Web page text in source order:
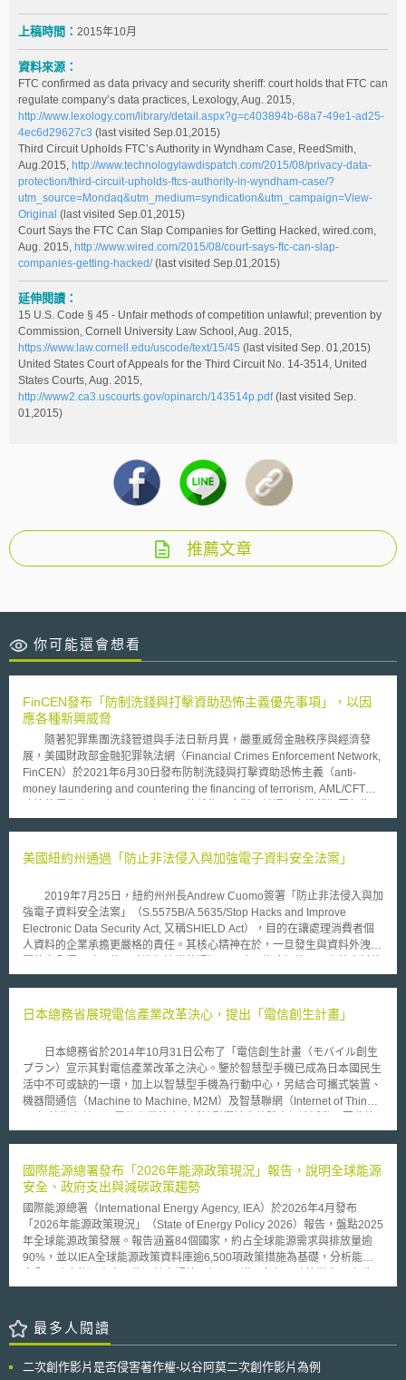
上稿時間： 2015年10月
資料來源：
FTC confirmed as data privacy and security sheriff: court holds that FTC can
regulate company’s data practices, Lexology, Aug. 2015,
http://www.lexology.com/library/detail.aspx?g=c403894b-68a7-49e1-ad25-
4ec6d29627c3 (last visited Sep.01,2015)
Third Circuit Upholds FTC’s Authority in Wyndham Case, ReedSmith,
Aug.2015, http://www.technologylawdispatch.com/2015/08/privacy-data-
protection/third-circuit-upholds-ftcs-authority-in-wyndham-case/?
utm_source=Mondaq&utm_medium=syndication&utm_campaign=View-
Original (last visited Sep.01,2015)
Court Says the FTC Can Slap Companies for Getting Hacked, wired.com,
Aug. 2015, http://www.wired.com/2015/08/court-says-ftc-can-slap-
companies-getting-hacked/(last visited Sep.01,2015)
延伸閱讀：
15 U.S. Code § 45 - Unfair methods of competition unlawful; prevention by
Commission, Cornell University Law School, Aug. 2015,
https://www.law.cornell.edu/uscode/text/15/45 (last visited Sep. 01,2015)
United States Court of Appeals for the Third Circuit No. 14-3514, United
States Courts, Aug. 2015,
http://www2.ca3.uscourts.gov/opinarch/143514p.pdf(last visited Sep.
01,2015)
推薦文章
你可能還會想看
FinCEN發布「防制洗錢與打擊資助恐怖主義優先事項」，以因
應各種新興威脅
隨著犯罪集團洗錢管道與手法日新月異，嚴重威脅金融秩序與經濟發
展，美國財政部金融犯罪執法網（Financial Crimes Enforcement Network,
FinCEN）於2021年6月30日發布防制洗錢與打擊資助恐怖主義（anti-
money laundering and countering the financing of terrorism, AML/CFT）
幫助金融機構評估其風險，並調整其防制洗錢計畫和資源運用優先順序，以
括：（1）貪汙；（2）網路安全與虛擬貨幣相關之網路犯罪；（3）國內外
活動；（7）人口販運與人口走私（human trafficking and human
smuggling）；（8）資助大規模毀滅性武器擴散（proliferation
financing），反映了美國國家安全與全球金融體系長期以來存在之威脅，並
將虛擬貨幣用於洗錢、資助恐怖主義，及支付勒索軟體攻擊贖金等納入防制
洗錢範疇，防止虛擬貨幣成為洗錢管道。 FinCEN預計於2021年底前提
求，至少每4年更新一次優先事項，以因應美國金融體系與國家安全面臨的
美國紐約州通過「防止非法侵入與加強電子資料安全法案」
2019年7月25日，紐約州州長Andrew Cuomo簽署「防止非法侵入與加
強電子資料安全法案」（S.5575B/A.5635/Stop Hacks and Improve
Electronic Data Security Act, 又稱SHIELD Act），目的在讓處理消費者個
人資料的企業承擔更嚴格的責任。其核心精神在於，一旦發生與資料外洩相
洩通知法，擴大個資蒐集適用範圍、個資定義 (例生物特徵、電郵資訊等)及
要求。此外，如違反通知義務，將處以最高5千美元或每次（未履行通知義
Attorney General） 亦得以紐約人民名義，代為起訴未實施資料安全規畫的
企業，並按紐約民事執行法與規則（The Civil Practice Law And Rules）第
63條進行初步救濟，依法強制禁止侵害行為繼續發生。該法預計將於2020
年3月1日生效。 當天州長亦簽署「身份盜用預防措施和緩解服務修正
案」（A.2374/S.3582），新增資料外洩安全保護措施，要求消費者信用機
Prevention ）與「緩解服務」（Mitigation Services），為消費者制定長期
料洩漏事件進行信用凍結，並提供消費者無償凍結其信用的權利。該法預計
將於2019年10月23日生效，並且溯及既往適用該法案生效之日前三年內所
發生之任何違反消費者信用安全的行為。
日本總務省展現電信產業改革決心，提出「電信創生計畫」
日本總務省於2014年10月31日公布了「電信創生計畫（モバイル創生
プラン）宣示其對電信產業改革之決心。鑒於智慧型手機已成為日本國民生
活中不可或缺的一環，加上以智慧型手機為行動中心，另結合可攜式裝置、
機器間通信（Machine to Machine, M2M）及智慧聯網（Internet of Things,
務省喊出了「更自由、更貼近、更快速、更便利」的政策口號。 首先
解除「SIM卡解鎖限制」，未來電信用戶將可以自由地帶機或攜碼，移轉到
通信費率更適合自己的電信業者，並同時展開「SIM卡解鎖指南」（SIMロ
ック解除に関するガイドライン）改正案之意見募集。未來，電信業者有義
務為提出需求的消費者進行解鎖，此外，若無任何理由予以回絕，將會受
「電氣通信事業法」下授權之業務改善命令之約束。然而，對於消費者而
言，若有尚未履行完畢之契約，亦應於繳交違約金後，才得以進行解鎖。
第二，為了使消費者能夠安心、安全地使用智慧型手機，日本政府開始
Operator, MNO）租用系統，經營自有品牌之行動通訊業務。因此日本政府
為了盡快推行MVNO之服務，已開始與相關業者做系統整備之促進協議。
第三，為了使電信網路之傳輸更快速，除了持續推行3.5G網路外，自
國際能源總署發布「2026年能源政策現況」報告，說明全球能源
安全、政府支出與減碳政策趨勢
國際能源總署（International Energy Agency, IEA）於2026年4月發布
「2026年能源政策現況」（State of Energy Policy 2026）報告，盤點2025
年全球能源政策發展。報告涵蓋84個國家，約占全球能源需求與排放量逾
90%，並以IEA全球能源政策資料庫逾6,500項政策措施為基礎，分析能源
指出，近年全球供應鏈中斷、俄烏戰爭、關鍵礦物出口管制、極端高溫及中
強化石油及天然氣儲備制度外，也開始重視關鍵礦物、太陽能板、電池、變
壓器及其他潔淨能源設備之供應鏈韌性。2025年已有19國採行35項關鍵礦
面，IEA估計2025年全球能源相關政府支出達4,050億美元，約占政府總支
最多人閱讀
二次創作影片是否侵害著作權-以谷阿莫二次創作影片為例